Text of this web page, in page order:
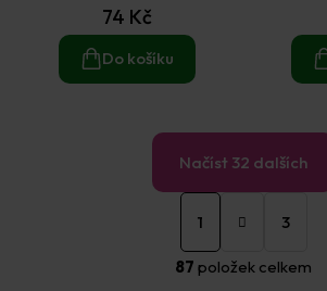
74 Kč
Do košíku
O
á
Načíst 32 dalších
S
t
n
1 3
87 položek celkem